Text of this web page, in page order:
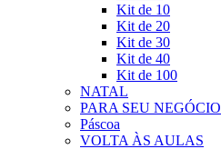
Kit de 10
Kit de 20
Kit de 30
Kit de 40
Kit de 100
NATAL
PARA SEU NEGÓCIO
Páscoa
VOLTA ÀS AULAS